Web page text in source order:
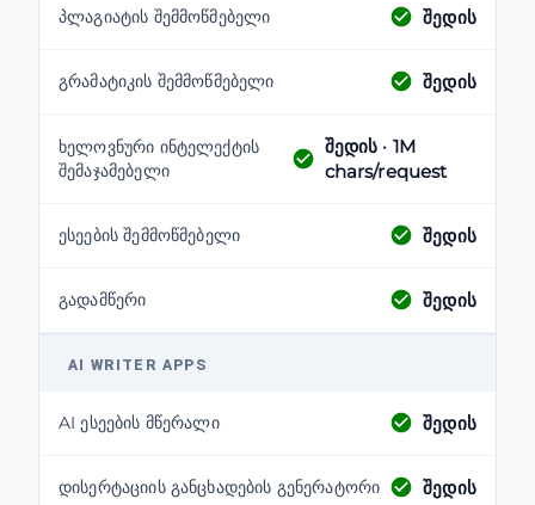
პლაგიატის შემმოწმებელი შედის
გრამატიკის შემმოწმებელი შედის
ხელოვნური ინტელექტის
შემაჯამებელი
შედის · 1M
chars/request
ესეების შემმოწმებელი შედის
გადამწერი შედის
AI WRITER APPS
AI ესეების მწერალი შედის
დისერტაციის განცხადების გენერატორი შედის